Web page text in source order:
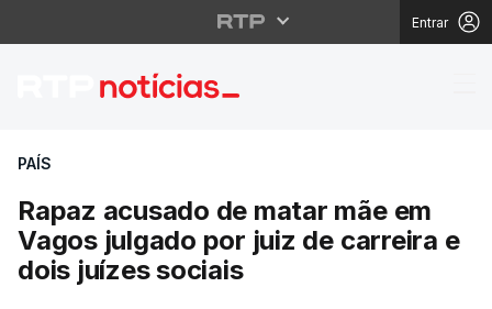
Entrar
Rapaz acusado de
PAÍS
Rapaz acusado de matar mãe em
Vagos julgado por juiz de carreira e
dois juízes sociais